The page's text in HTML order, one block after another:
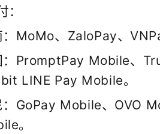
：
：MoMo、ZaloPay、
：PromptPay Mobile、
LINE Pay Mobile。
：GoPay Mobile、OVO
。